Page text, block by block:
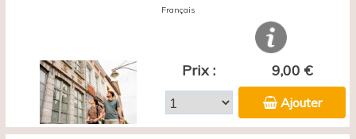
Français
Prix : 9,00 €
Ajouter